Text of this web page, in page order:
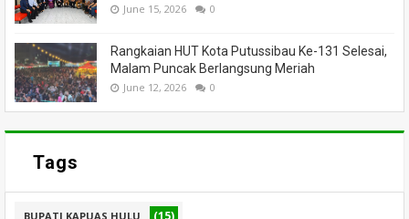
June 15, 2026 0
Rangkaian HUT Kota Putussibau Ke-131 Selesai,
Malam Puncak Berlangsung Meriah
June 12, 2026 0
Tags
BUPATI KAPUAS HULU (15)